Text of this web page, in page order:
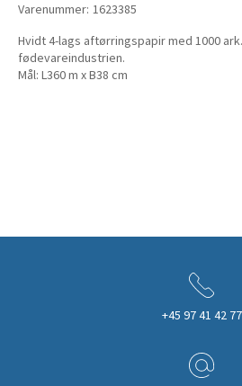
Varenummer: 1623385
Hvidt 4-lags aftørringspapir med 1000
fødevareindustrien.
Mål: L360 m x B38 cm
+45 97 41 42 77